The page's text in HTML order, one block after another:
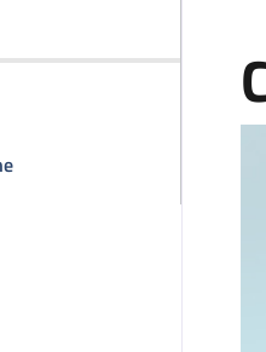
pagina Claudio Zamagni
Claudio Zamagni
della pagina Claudio Zamagni